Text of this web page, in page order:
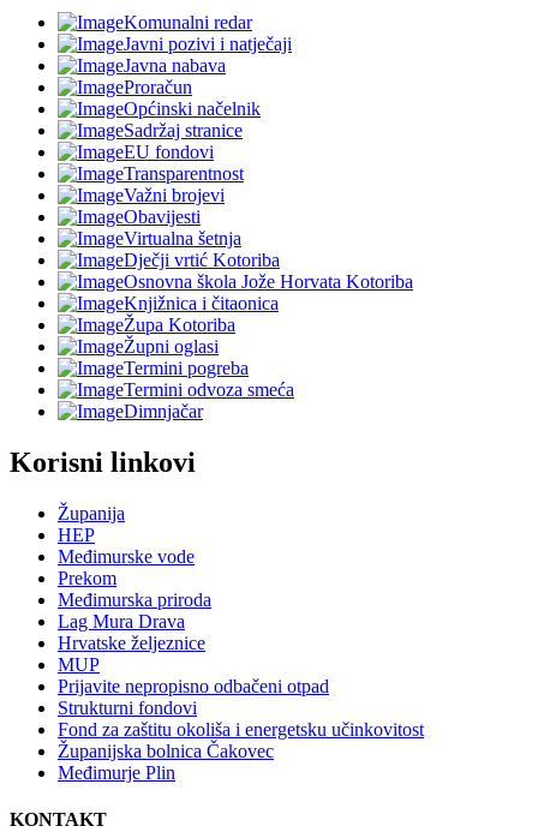
Komunalni redar
Javni pozivi i natječaji
Javna nabava
Proračun
Općinski načelnik
Sadržaj stranice
EU fondovi
Transparentnost
Važni brojevi
Obavijesti
Virtualna šetnja
Dječji vrtić Kotoriba
Osnovna škola Jože Horvata Kotoriba
Knjižnica i čitaonica
Župa Kotoriba
Župni oglasi
Termini pogreba
Termini odvoza smeća
Dimnjačar
Korisni linkovi
Županija
HEP
Međimurske vode
Prekom
Međimurska priroda
Lag Mura Drava
Hrvatske željeznice
MUP
Prijavite nepropisno odbačeni otpad
Strukturni fondovi
Fond za zaštitu okoliša i energetsku učinkovitost
Županijska bolnica Čakovec
Međimurje Plin
KONTAKT